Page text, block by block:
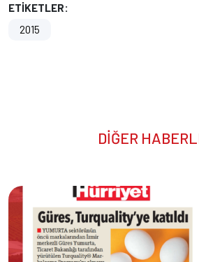
ETİKETLER:
2015
DİĞER